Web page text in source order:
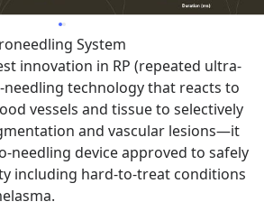
System
innovation in RP (repeated ultra-
technology that reacts to
vessels and tissue to selectively
and vascular lesions—it
needling device approved to safely
including hard-to-treat conditions